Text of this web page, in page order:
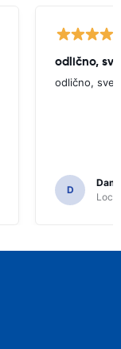
odlično,
odlično, sve
D